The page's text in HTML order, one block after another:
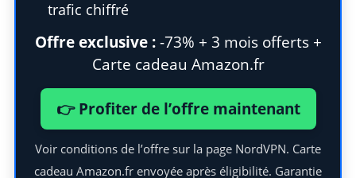
trafic chiffré
Offre exclusive :-73% + 3 mois offerts +
Carte cadeau Amazon.fr
👉 Profiter de l’offre maintenant
Voir conditions de l’offre sur la page NordVPN. Carte
cadeau Amazon.fr envoyée après éligibilité. Garantie
h
f
o
: